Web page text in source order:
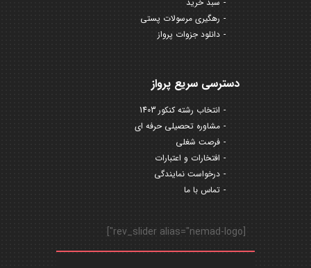
رهگیری مرسولات پستی
دانلود جزوات پرواز
دسترسی سریع پرواز
انتخاب رشته کنکور 1403
مشاوره تحصیلی حرفه ای
فرصت شغلی
افتخارات و اعتبارات
درخواست نمایندگی
تماس با ما
[rev_slider alias="nemad-logo"]